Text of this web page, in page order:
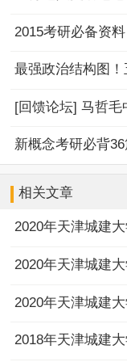
2015考研必备资料
[回馈论坛] 马哲
新概念考研必背
相关文章
2020年天津城建